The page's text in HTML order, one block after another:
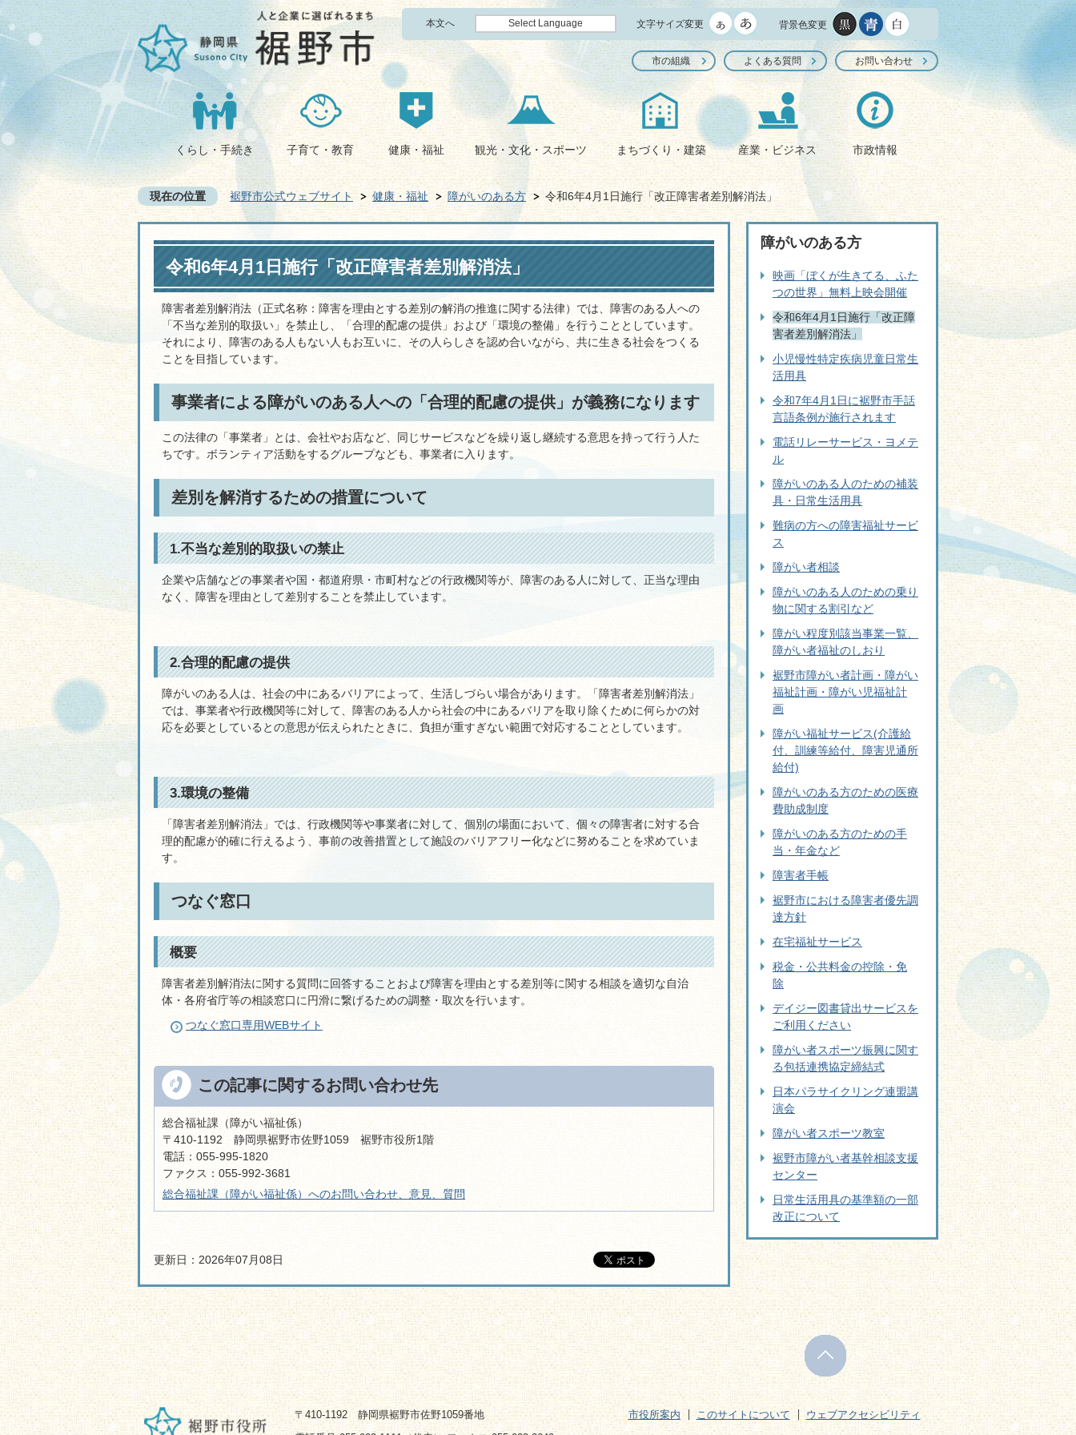
本文へ Select Language 文字サイズ変更 背景色変更
市の組織 よくある質問 お問い合わせ
くらし・手続き 子育て・教育 健康・福祉 観光・文化・スポーツ まちづくり・建築 産業・ビジネス 市政情報
現在の位置 裾野市公式ウェブサイト 健康・福祉 障がいのある方 令和6年4月1日施行「改正障害者差別解消法」
令和6年4月1日施行「改正障害者差別解消法」
障害者差別解消法（正式名称：障害を理由とする差別の解消の推進に関する法律）では、障害のある人への
「不当な差別的取扱い」を禁止し、「合理的配慮の提供」および「環境の整備」を行うこととしています。
それにより、障害のある人もない人もお互いに、その人らしさを認め合いながら、共に生きる社会をつくる
ことを目指しています。
事業者による障がいのある人への「合理的配慮の提供」が義務になります
この法律の「事業者」とは、会社やお店など、同じサービスなどを繰り返し継続する意思を持って行う人た
ちです。ボランティア活動をするグループなども、事業者に入ります。
差別を解消するための措置について
1.不当な差別的取扱いの禁止
企業や店舗などの事業者や国・都道府県・市町村などの行政機関等が、障害のある人に対して、正当な理由
なく、障害を理由として差別することを禁止しています。
2.合理的配慮の提供
障がいのある人は、社会の中にあるバリアによって、生活しづらい場合があります。「障害者差別解消法」
では、事業者や行政機関等に対して、障害のある人から社会の中にあるバリアを取り除くために何らかの対
応を必要としているとの意思が伝えられたときに、負担が重すぎない範囲で対応することとしています。
3.環境の整備
「障害者差別解消法」では、行政機関等や事業者に対して、個別の場面において、個々の障害者に対する合
理的配慮が的確に行えるよう、事前の改善措置として施設のバリアフリー化などに努めることを求めていま
す。
つなぐ窓口
概要
障害者差別解消法に関する質問に回答することおよび障害を理由とする差別等に関する相談を適切な自治
体・各府省庁等の相談窓口に円滑に繋げるための調整・取次を行います。
つなぐ窓口専用WEBサイト
この記事に関するお問い合わせ先
総合福祉課（障がい福祉係）
〒410-1192 静岡県裾野市佐野1059 裾野市役所1階
電話：055-995-1820
ファクス：055-992-3681
総合福祉課（障がい福祉係）へのお問い合わせ、意見、質問
更新日：2026年07月08日
障がいのある方
映画「ぼくが生きてる、ふた
つの世界」無料上映会開催
令和6年4月1日施行「改正障
害者差別解消法」
小児慢性特定疾病児童日常生
活用具
令和7年4月1日に裾野市手話
言語条例が施行されます
電話リレーサービス・ヨメテ
ル
障がいのある人のための補装
具・日常生活用具
難病の方への障害福祉サービ
ス
障がい者相談
障がいのある人のための乗り
物に関する割引など
障がい程度別該当事業一覧、
障がい者福祉のしおり
裾野市障がい者計画・障がい
福祉計画・障がい児福祉計
画
障がい福祉サービス(介護給
付、訓練等給付、障害児通所
給付)
障がいのある方のための医療
費助成制度
障がいのある方のための手
当・年金など
障害者手帳
裾野市における障害者優先調
達方針
在宅福祉サービス
税金・公共料金の控除・免
除
デイジー図書貸出サービスを
ご利用ください
障がい者スポーツ振興に関す
る包括連携協定締結式
日本パラサイクリング連盟講
演会
障がい者スポーツ教室
裾野市障がい者基幹相談支援
センター
日常生活用具の基準額の一部
改正について
〒410-1192 静岡県裾野市佐野1059番地
市役所案内 このサイトについて ウェブアクセシビリティ